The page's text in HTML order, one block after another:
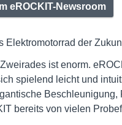
eROCKIT-Newsroom
Elektromotorrad der
ist enorm.
spielend leicht und
bereits von vielen